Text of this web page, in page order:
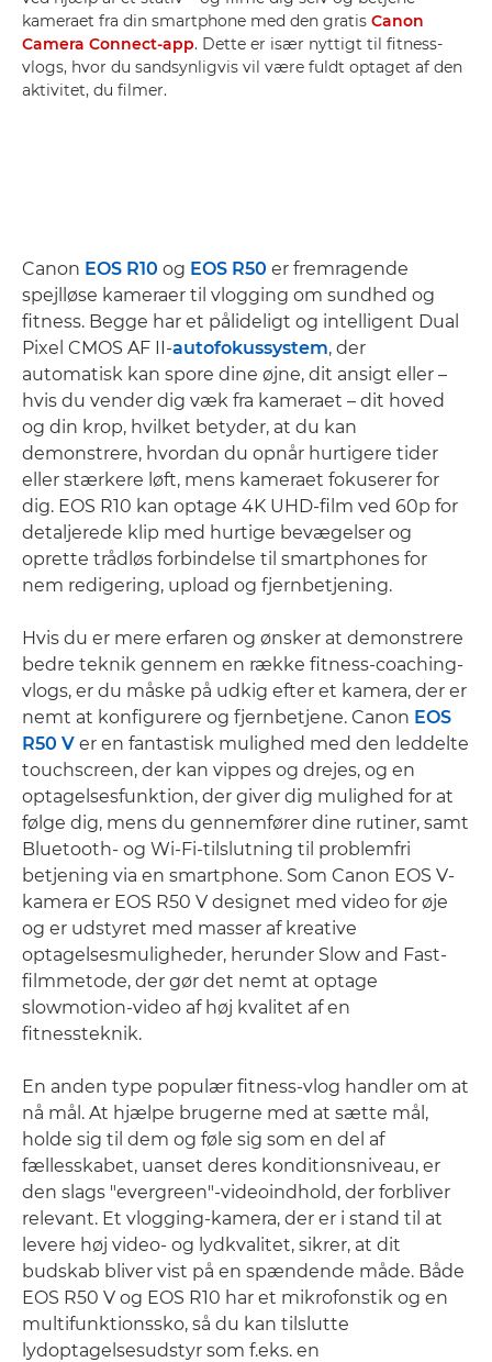
kameraet fra din smartphone med den gratis Canon
Camera Connect-app. Dette er især nyttigt til fitness-
vlogs, hvor du sandsynligvis vil være fuldt optaget af den
aktivitet, du filmer.
Canon EOS R10 og EOS R50 er fremragende
spejlløse kameraer til vlogging om sundhed og
fitness. Begge har et pålideligt og intelligent Dual
Pixel CMOS AF II-autofokussystem, der
automatisk kan spore dine øjne, dit ansigt eller –
hvis du vender dig væk fra kameraet – dit hoved
og din krop, hvilket betyder, at du kan
demonstrere, hvordan du opnår hurtigere tider
eller stærkere løft, mens kameraet fokuserer for
dig. EOS R10 kan optage 4K UHD-film ved 60p for
detaljerede klip med hurtige bevægelser og
oprette trådløs forbindelse til smartphones for
nem redigering, upload og fjernbetjening.
Hvis du er mere erfaren og ønsker at demonstrere
bedre teknik gennem en række fitness-coaching-
vlogs, er du måske på udkig efter et kamera, der er
nemt at konfigurere og fjernbetjene. Canon EOS
R50 V er en fantastisk mulighed med den leddelte
touchscreen, der kan vippes og drejes, og en
optagelsesfunktion, der giver dig mulighed for at
følge dig, mens du gennemfører dine rutiner, samt
Bluetooth- og Wi-Fi-tilslutning til problemfri
betjening via en smartphone. Som Canon EOS V-
kamera er EOS R50 V designet med video for øje
og er udstyret med masser af kreative
optagelsesmuligheder, herunder Slow and Fast-
filmmetode, der gør det nemt at optage
slowmotion-video af høj kvalitet af en
fitnessteknik.
En anden type populær fitness-vlog handler om at
nå mål. At hjælpe brugerne med at sætte mål,
holde sig til dem og føle sig som en del af
fællesskabet, uanset deres konditionsniveau, er
den slags "evergreen"-videoindhold, der forbliver
relevant. Et vlogging-kamera, der er i stand til at
levere høj video- og lydkvalitet, sikrer, at dit
budskab bliver vist på en spændende måde. Både
EOS R50 V og EOS R10 har et mikrofonstik og en
multifunktionssko, så du kan tilslutte
lydoptagelsesudstyr som f.eks. en